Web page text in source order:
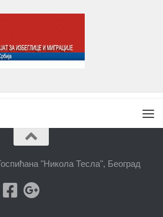
"Никола Тесла", Београд